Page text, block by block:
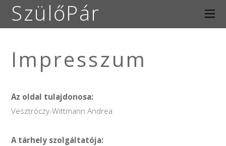
SzülőPár
Impresszum
Az oldal tulajdonosa:
Vesztróczy-Wittmann Andrea
A tárhely szolgáltatója: